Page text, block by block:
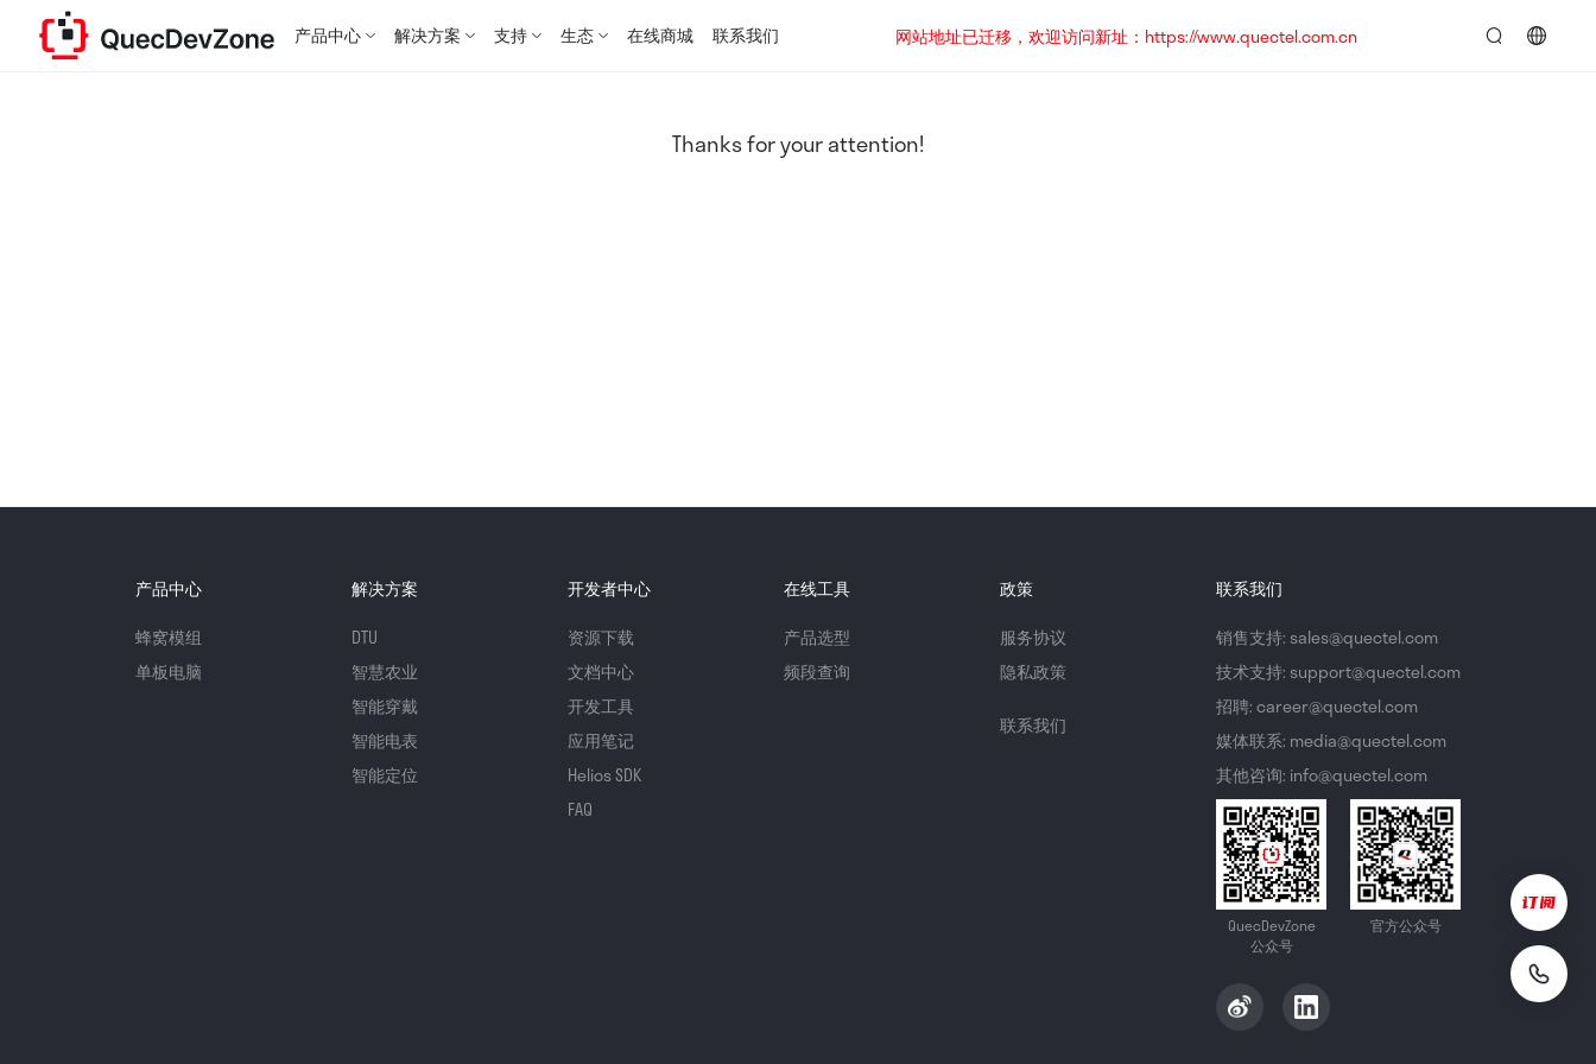
产品中心 解决方案 支持 生态 在线商城 联系我们
网站地址已迁移，欢迎访问新址：https://www.quectel.com.cn
Thanks for your attention!
产品中心
蜂窝模组
单板电脑
解决方案
DTU
智慧农业
智能穿戴
智能电表
智能定位
开发者中心
资源下载
文档中心
开发工具
应用笔记
Helios SDK
FAQ
在线工具
产品选型
频段查询
政策
服务协议
隐私政策
联系我们
联系我们
销售支持: sales@quectel.com
技术支持: support@quectel.com
招聘: career@quectel.com
媒体联系: media@quectel.com
其他咨询: info@quectel.com
QuecDevZone
公众号
官方公众号